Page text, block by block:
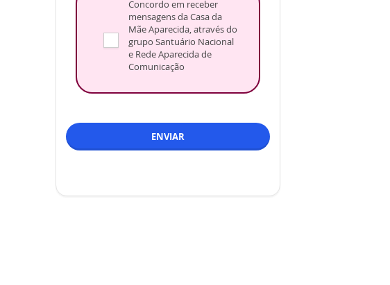
Concordo em receber
mensagens da Casa da
Mãe Aparecida, através do
grupo Santuário Nacional
e Rede Aparecida de
Comunicação
ENVIAR